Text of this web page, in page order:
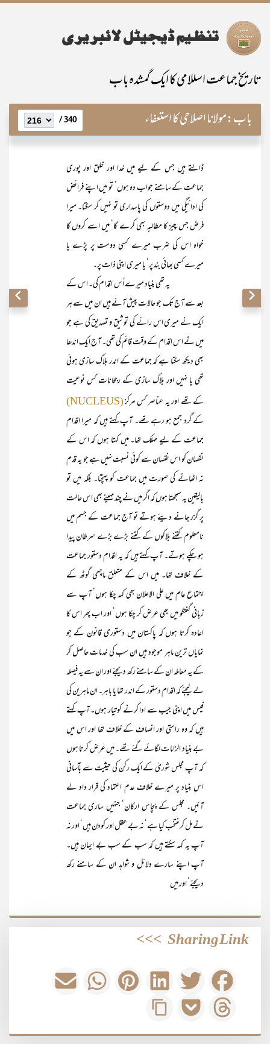
تاریخ جماعت اسللامی کا ایک گمشدہ باب
باب:مولانا اصلاحی کا استعفاء 340 /
ڈالتے ہیں جس کے لیے میں خدا اور خلق اور پوری
جماعت کے سامنے جواب دہ ہوں‘ تو میں اپنے فرائض
کی ادائیگی میں دوستوں کی پاسداری تو نہیں کر سکتا۔ میرا
فرض جس چیز کا مطالبہ بھی کرے گا‘ میں اسے کروں گا
خواہ اس کی ضرب میرے کسی دوست پر پڑے یا
میرے کسی بھائی بند پر‘ یا میری اپنی ذات پر۔
یہ تھی بنیاد میرے اُس اقدام کی۔ اس کے
بعد سے آج تک جو حالات پیش آئے ہیں ان میں سے ہر
ایک نے میری اس رائے کی توثیق و تصدیق کی ہے جو
میں نے اس اقدام کے وقت قائم کی تھی۔ آج ایک اندھا
بھی دیکھ سکتا ہے کہ جماعت کے اندر بلاک سازی ہوئی
تھی یا نہیں اور بلاک سازی کے رجحانات کس نوعیت
کے تھے اور یہ عناصر کس مرکز(NUCLEUS)
کے گرد جمع ہو رہے تھے۔ آپ کہتے ہیں کہ میرا اقدام
جماعت کے لیے مہلک تھا۔ میں کہتا ہوں کہ اس کے
نقصان کو اس نقصان سے کوئی نسبت نہیں ہے جو یہ قدم
نہ اٹھانے کی صورت میں جماعت کو پہنچتا۔ بلکہ میں تو
بالیقین یہ سمجھتا ہوں کہ اگر میں نے چند مہینے بھی اس حالت
پر گزر جانے دیئے ہوتے تو آج جماعت کے جسم میں
نامعلوم کتنے بلاکوں کے کتنے بڑے بڑے سرطان پیدا
ہو چکے ہوتے۔ آپ کہتے ہیں کہ یہ اقدام دستور جماعت
کے خلاف تھا۔ میں اس کے متعلق ماچھی گوٹھ کے
اجتماع عام میں علی الاعلان بھی کہہ چکا ہوں‘ آپ سے
زبانی گفتگو میں بھی عرض کر چکا ہوں‘ اور اب پھر اس کا
اعادہ کرتا ہوں کہ پاکستان میں دستوری قانون کے جو
نمایاں ترین ماہر موجود ہیں ان سب کی خدمات حاصل کر
کے یہ معاملہ ان کے سامنے رکھ دیجئے اور ان سے یہ فیصلہ
لے لیجئے کہ اقدام دستور کے اندر تھا یا باہر۔ ان ماہرین کی
فیس میں اپنی جیب سے ادا کرنے کو تیار ہوں۔ آپ کہتے
ہیں کہ وہ راستی اور انصاف کے خلاف تھا اور اس میں
بے بنیاد الزامات لگائے گئے تھے۔ میں عرض کرتا ہوں
کہ آپ مجلس شوریٰ کے ایک رکن کی حیثیت سے بآسانی
اس بنیاد پر میرے خلاف عدم اعتماد کی قرار داد لے
آئیں۔ مجلس کے پچاس ارکان‘ جنہیں ساری جماعت
نے مل کر منتخب کیا ہے‘ نہ بے عقل اور کودن ہیں‘ اور نہ
آپ یہ کہہ سکتے ہیں کہ سب کے سب بے ایمان ہیں۔
آپ اپنے سارے دلائل و شواہد ان کے سامنے رکھ
دیجئے‘ اور میں
Sharing Link
>>>